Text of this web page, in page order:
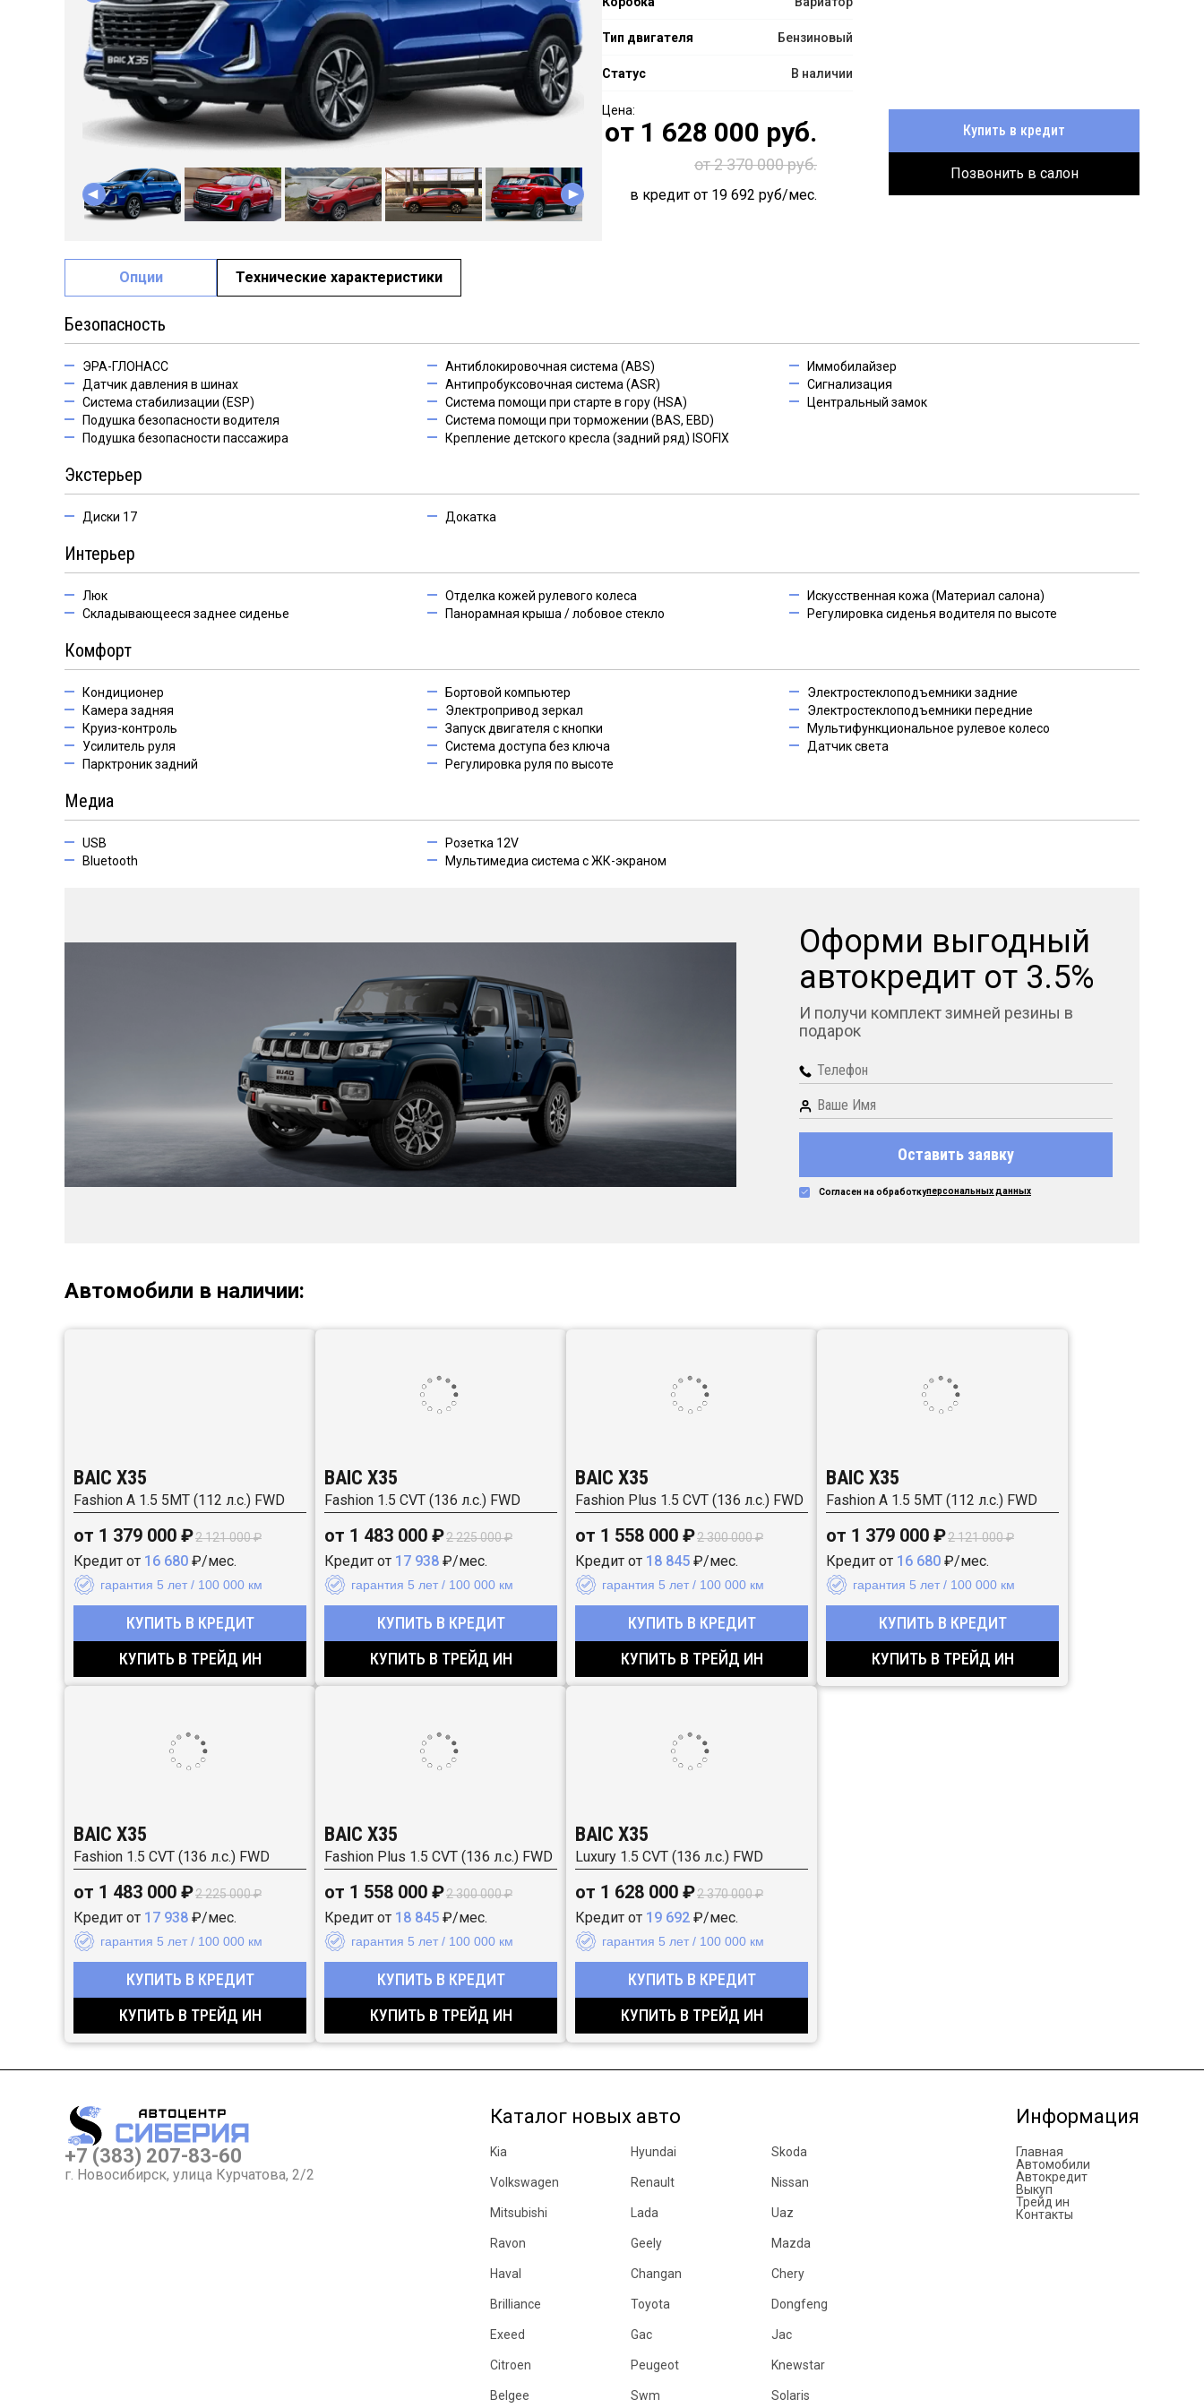
Тип двигателя Бензиновый
Статус В наличии
от 1 628 000 руб.
от 2 370 000 руб.
в кредит от 19 692 руб/мес.
Купить в кредит
Позвонить в салон
Опции Технические характеристики
Безопасность
ЭРА-ГЛОНАСС
Датчик давления в шинах
Система стабилизации (ESP)
Подушка безопасности водителя
Подушка безопасности пассажира
Антиблокировочная система (ABS)
Антипробуксовочная система (ASR)
Система помощи при старте в гору (HSA)
Система помощи при торможении (BAS, EBD)
Крепление детского кресла (задний ряд) ISOFIX
Иммобилайзер
Сигнализация
Центральный замок
Экстерьер
Диски 17 Докатка
Интерьер
Люк
Складывающееся заднее сиденье
Отделка кожей рулевого колеса
Панорамная крыша / лобовое стекло
Искусственная кожа (Материал салона)
Регулировка сиденья водителя по высоте
Комфорт
Кондиционер
Камера задняя
Круиз-контроль
Усилитель руля
Парктроник задний
Бортовой компьютер
Электропривод зеркал
Запуск двигателя с кнопки
Система доступа без ключа
Регулировка руля по высоте
Электростеклоподъемники задние
Электростеклоподъемники передние
Мультифункциональное рулевое колесо
Датчик света
Медиа
USB
Bluetooth
Розетка 12V
Мультимедиа система с ЖК-экраном
Оформи выгодный
автокредит от 3.5%
И получи комплект зимней резины в
подарок
Оставить заявку
Согласен на обработкуперсональных данных
Автомобили в наличии:
BAIC X35
Fashion A 1.5 5MT (112 л.с.) FWD
от 1 379 000 ₽2 121 000 ₽
Кредит от 16 680 ₽/мес.
гарантия 5 лет / 100 000 км
КУПИТЬ В КРЕДИТ
КУПИТЬ В ТРЕЙД ИН
BAIC X35
Fashion 1.5 CVT (136 л.с.) FWD
от 1 483 000 ₽2 225 000 ₽
Кредит от 17 938 ₽/мес.
гарантия 5 лет / 100 000 км
КУПИТЬ В КРЕДИТ
КУПИТЬ В ТРЕЙД ИН
BAIC X35
Fashion Plus 1.5 CVT (136 л.с.) FWD
от 1 558 000 ₽2 300 000 ₽
Кредит от 18 845 ₽/мес.
гарантия 5 лет / 100 000 км
КУПИТЬ В КРЕДИТ
КУПИТЬ В ТРЕЙД ИН
BAIC X35
Fashion A 1.5 5MT (112 л.с.) FWD
от 1 379 000 ₽2 121 000 ₽
Кредит от 16 680 ₽/мес.
гарантия 5 лет / 100 000 км
КУПИТЬ В КРЕДИТ
КУПИТЬ В ТРЕЙД ИН
BAIC X35
Fashion 1.5 CVT (136 л.с.) FWD
от 1 483 000 ₽2 225 000 ₽
Кредит от 17 938 ₽/мес.
гарантия 5 лет / 100 000 км
КУПИТЬ В КРЕДИТ
КУПИТЬ В ТРЕЙД ИН
BAIC X35
Fashion Plus 1.5 CVT (136 л.с.) FWD
от 1 558 000 ₽2 300 000 ₽
Кредит от 18 845 ₽/мес.
гарантия 5 лет / 100 000 км
КУПИТЬ В КРЕДИТ
КУПИТЬ В ТРЕЙД ИН
BAIC X35
Luxury 1.5 CVT (136 л.с.) FWD
от 1 628 000 ₽2 370 000 ₽
Кредит от 19 692 ₽/мес.
гарантия 5 лет / 100 000 км
КУПИТЬ В КРЕДИТ
КУПИТЬ В ТРЕЙД ИН
+7 (383) 207-83-60
г. Новосибирск, улица Курчатова, 2/2
Каталог новых авто
Kia Hyundai Skoda
Volkswagen Renault Nissan
Mitsubishi Lada Uaz
Ravon Geely Mazda
Haval Changan Chery
Brilliance Toyota Dongfeng
Exeed Gac Jac
Citroen Peugeot Knewstar
Belgee Swm Solaris
Информация
Главная
Автомобили
Автокредит
Выкуп
Трейд ин
Контакты